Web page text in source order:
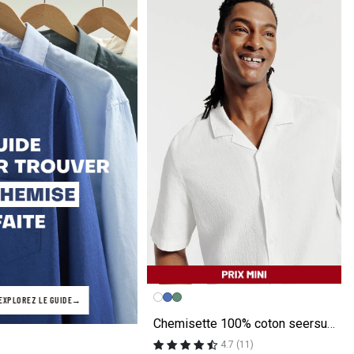
LE GUIDE
Image précédente
Image suivante
Chemisette 100% coton seersucker unie
4.7 (11)